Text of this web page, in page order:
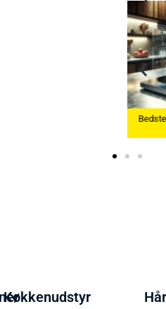
Køkkenudstyr